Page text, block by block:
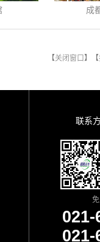
成
【关闭窗口 】【
联系
021-
021-